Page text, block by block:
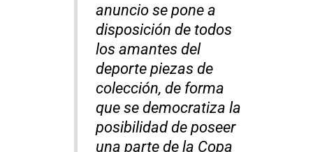
anuncio se pone a
disposición de todos
los amantes del
deporte piezas de
colección, de forma
que se democratiza la
posibilidad de poseer
una parte de la Copa